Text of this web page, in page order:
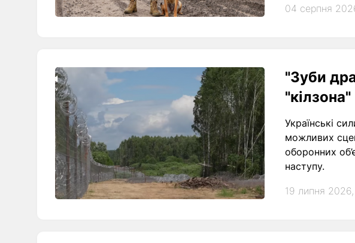
04 серпня
"Зуби
"кілзона"
Українські
можливих
оборонних
наступу.
19 липня